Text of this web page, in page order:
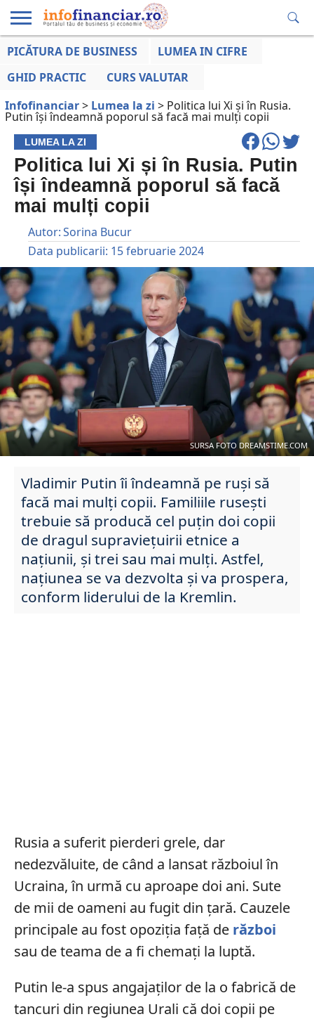
EDUCAȚIE
LA ZI
AFACERILOR
PICĂTURA DE BUSINESS
LUMEA IN CIFRE
GHID PRACTIC
CURS VALUTAR
Infofinanciar> Lumea la zi > Politica lui Xi și în Rusia.
Putin își îndeamnă poporul să facă mai mulți copii
LUMEA LA ZI
Politica lui Xi și în Rusia. Putin
își îndeamnă poporul să facă
mai mulți copii
Autor:Sorina Bucur
Data publicarii: 15 februarie 2024
SURSA FOTO DREAMSTIME.COM
Vladimir Putin îi îndeamnă pe ruși să
facă mai mulți copii. Familiile rusești
trebuie să producă cel puțin doi copii
de dragul supraviețuirii etnice a
națiunii, și trei sau mai mulți. Astfel,
națiunea se va dezvolta și va prospera,
conform liderului de la Kremlin.
Rusia a suferit pierderi grele, dar
nedezvăluite, de când a lansat războiul în
Ucraina, în urmă cu aproape doi ani. Sute
de mii de oameni au fugit din țară. Cauzele
principale au fost opoziția față de război
sau de teama de a fi chemați la luptă.
Putin le-a spus angajaților de la o fabrică de
tancuri din regiunea Urali că doi copii pe